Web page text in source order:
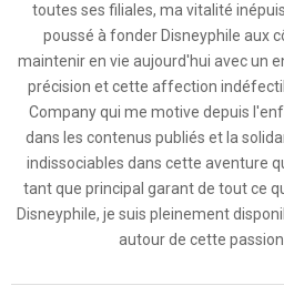
toutes ses filiales, ma vitalité
poussé à fonder Disneyphile aux
maintenir en vie aujourd'hui avec un
précision et cette affection
Company qui me motive depuis
dans les contenus publiés et la
indissociables dans cette aventure
tant que principal garant de tout ce
Disneyphile, je suis pleinement
autour de cette